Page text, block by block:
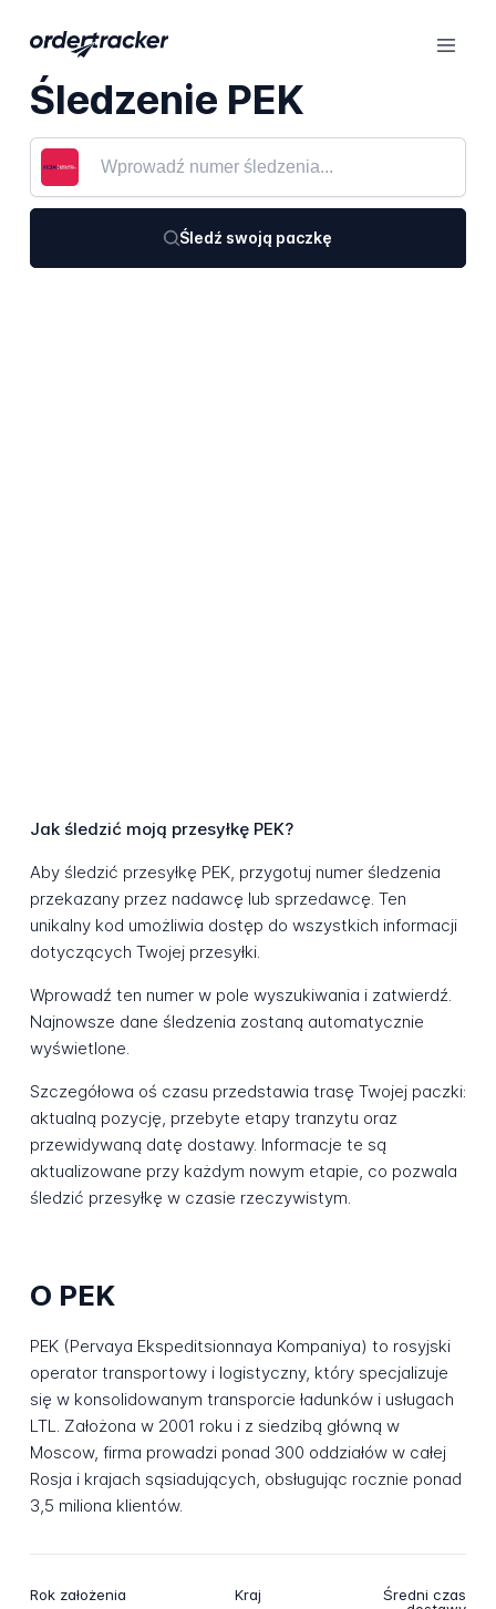
Śledzenie PEK
Śledź swoją paczkę
Jak śledzić moją przesyłkę PEK?
Aby śledzić przesyłkę PEK, przygotuj numer śledzenia
przekazany przez nadawcę lub sprzedawcę. Ten
unikalny kod umożliwia dostęp do wszystkich informacji
dotyczących Twojej przesyłki.
Wprowadź ten numer w pole wyszukiwania i zatwierdź.
Najnowsze dane śledzenia zostaną automatycznie
wyświetlone.
Szczegółowa oś czasu przedstawia trasę Twojej paczki:
aktualną pozycję, przebyte etapy tranzytu oraz
przewidywaną datę dostawy. Informacje te są
aktualizowane przy każdym nowym etapie, co pozwala
śledzić przesyłkę w czasie rzeczywistym.
O PEK
PEK (Pervaya Ekspeditsionnaya Kompaniya) to rosyjski
operator transportowy i logistyczny, który specjalizuje
się w konsolidowanym transporcie ładunków i usługach
LTL. Założona w 2001 roku i z siedzibą główną w
Moscow, firma prowadzi ponad 300 oddziałów w całej
Rosja i krajach sąsiadujących, obsługując rocznie ponad
3,5 miliona klientów.
Rok założenia Kraj
Średni czas